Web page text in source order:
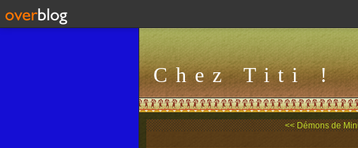
Chez Titi !
<< Démons de